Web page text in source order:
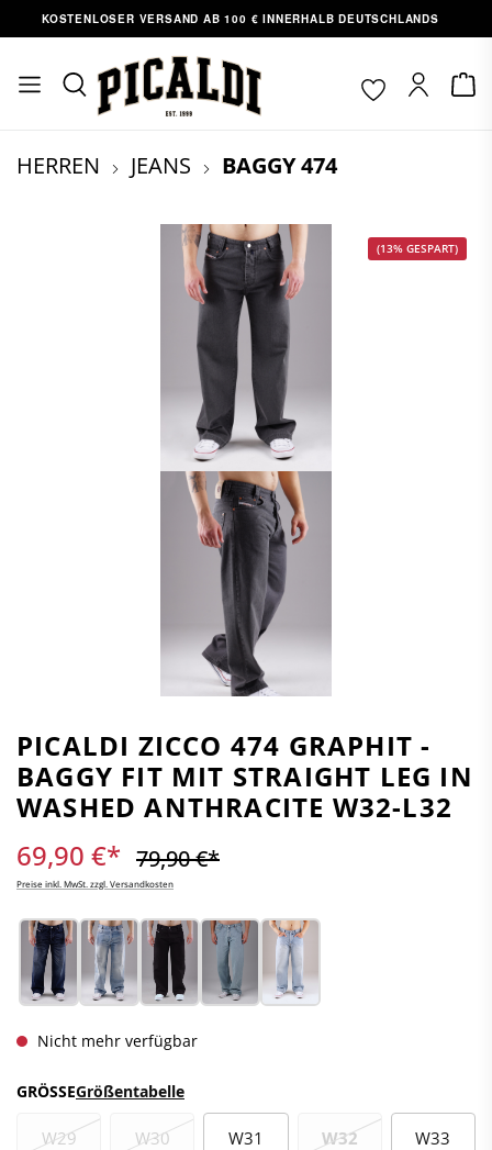
springen
VERSAND AB 100 € INNERHALB DEUTSCHLANDS
HERREN JEANS BAGGY 474
(13% GESPART)
PICALDI ZICCO 474 GRAPHIT -
BAGGY FIT MIT STRAIGHT LEG IN
WASHED ANTHRACITE W32-L32
69,90 €* 79,90 €*
Preise inkl. MwSt. zzgl. Versandkosten
Nicht mehr verfügbar
GRÖSSEGrößentabelle
W29 W30 W31 W32 W33